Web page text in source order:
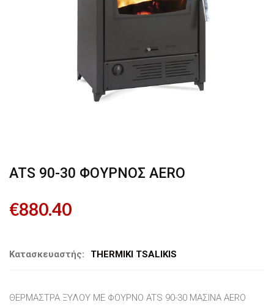
ATS 90-30 ΦΟΥΡΝΟΣ AERO
€880.40
Κατασκευαστής: THERMIKI TSALIKIS
ΘΕΡΜΑΣΤΡΑ ΞΥΛΟΥ ME ΦΟΥΡΝΟ ATS 90-30 ΜΑΣΙΝΑ AERO